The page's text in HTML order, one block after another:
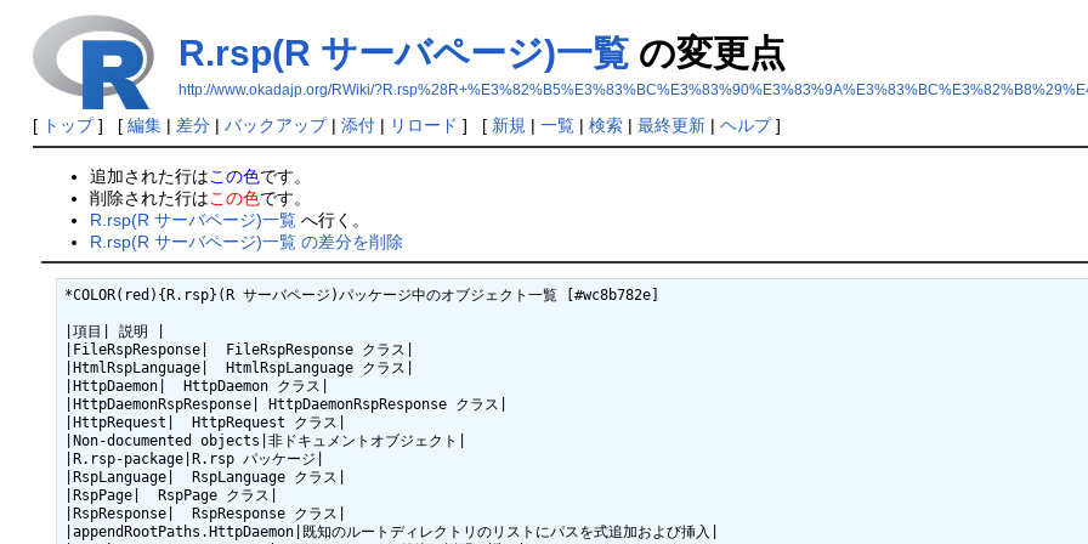
R.rsp(R サーバページ)一覧の変更点
http://www.okadajp.org/RWiki/
[ トップ] [ 編集| 差分| バックアップ| 添付| リロード ] [ 新規 | 一覧| 検索| 最終更新| ヘルプ]
追加された行はこの色です。
削除された行はこの色です。
R.rsp(R サーバページ)一覧 へ行く。
R.rsp(R サーバページ)一覧 の差分を削除
*COLOR(red){R.rsp}(R サーバページ)パッケージ中のオブジェクト一覧 [#wc8b782e]
|項目| 説明 |
|FileRspResponse|  FileRspResponse クラス|
|HtmlRspLanguage|  HtmlRspLanguage クラス|
|HttpDaemon|  HttpDaemon クラス|
|HttpDaemonRspResponse| HttpDaemonRspResponse クラス|
|HttpRequest|  HttpRequest クラス|
|Non-documented objects|非ドキュメントオブジェクト|
|R.rsp-package|R.rsp パッケージ|
|RspLanguage|  RspLanguage クラス|
|RspPage|  RspPage クラス|
|RspResponse|  RspResponse クラス|
|appendRootPaths.HttpDaemon|既知のルートディレクトリのリストにパスを式追加および挿入|